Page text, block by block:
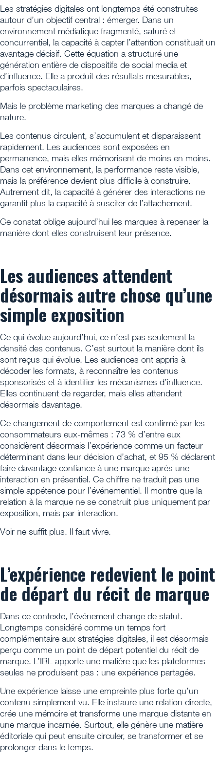
Les stratégies digitales ont longtemps été construites
autour d’un objectif central : émerger. Dans un
environnement médiatique fragmenté, saturé et
concurrentiel, la capacité à capter l’attention constituait un
avantage décisif. Cette équation a structuré une
génération entière de dispositifs de social media et
d’influence. Elle a produit des résultats mesurables,
parfois spectaculaires.
Mais le problème marketing des marques a changé de
nature.
Les contenus circulent, s’accumulent et disparaissent
rapidement. Les audiences sont exposées en
permanence, mais elles mémorisent de moins en moins.
Dans cet environnement, la performance reste visible,
mais la préférence devient plus difficile à construire.
Autrement dit, la capacité à générer des interactions ne
garantit plus la capacité à susciter de l’attachement.
Ce constat oblige aujourd’hui les marques à repenser la
manière dont elles construisent leur présence.
Les audiences attendent
désormais autre chose qu’une
simple exposition
Ce qui évolue aujourd’hui, ce n’est pas seulement la
densité des contenus. C’est surtout la manière dont ils
sont reçus qui évolue. Les audiences ont appris à
décoder les formats, à reconnaître les contenus
sponsorisés et à identifier les mécanismes d’influence.
Elles continuent de regarder, mais elles attendent
désormais davantage.
Ce changement de comportement est confirmé par les
consommateurs eux-mêmes : 73 % d’entre eux
considèrent désormais l’expérience comme un facteur
déterminant dans leur décision d’achat, et 95 % déclarent
faire davantage confiance à une marque après une
interaction en présentiel. Ce chiffre ne traduit pas une
simple appétence pour l’événementiel. Il montre que la
relation à la marque ne se construit plus uniquement par
exposition, mais par interaction.
Voir ne suffit plus. Il faut vivre.
L’expérience redevient le point
de départ du récit de marque
Dans ce contexte, l’événement change de statut.
Longtemps considéré comme un temps fort
complémentaire aux stratégies digitales, il est désormais
perçu comme un point de départ potentiel du récit de
marque. L’IRL apporte une matière que les plateformes
seules ne produisent pas : une expérience partagée.
Une expérience laisse une empreinte plus forte qu’un
contenu simplement vu. Elle instaure une relation directe,
crée une mémoire et transforme une marque distante en
une marque incarnée. Surtout, elle génère une matière
éditoriale qui peut ensuite circuler, se transformer et se
prolonger dans le temps.